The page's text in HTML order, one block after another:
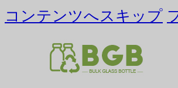
コンテンツへスキップ